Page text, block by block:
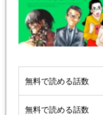
無料で読める話数
無料で読める話数